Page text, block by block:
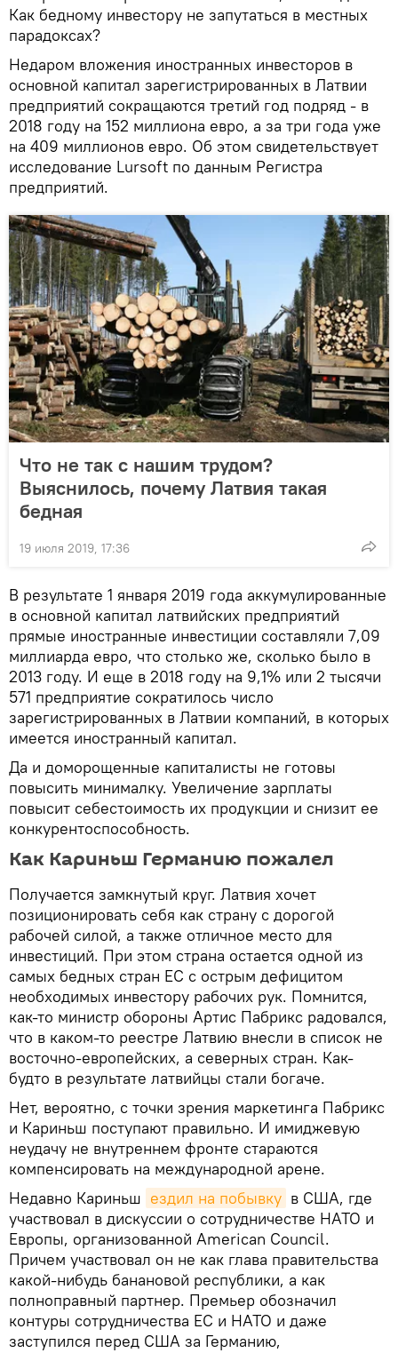
Как бедному инвестору не запутаться в местных
парадоксах?
Недаром вложения иностранных инвесторов в
основной капитал зарегистрированных в Латвии
предприятий сокращаются третий год подряд - в
2018 году на 152 миллиона евро, а за три года уже
на 409 миллионов евро. Об этом свидетельствует
исследование Lursoft по данным Регистра
предприятий.
Что не так с нашим трудом?
Выяснилось, почему Латвия такая
бедная
19 июля 2019, 17:36
В результате 1 января 2019 года аккумулированные
в основной капитал латвийских предприятий
прямые иностранные инвестиции составляли 7,09
миллиарда евро, что столько же, сколько было в
2013 году. И еще в 2018 году на 9,1% или 2 тысячи
571 предприятие сократилось число
зарегистрированных в Латвии компаний, в которых
имеется иностранный капитал.
Да и доморощенные капиталисты не готовы
повысить минималку. Увеличение зарплаты
повысит себестоимость их продукции и снизит ее
конкурентоспособность.
Как Кариньш Германию пожалел
Получается замкнутый круг. Латвия хочет
позиционировать себя как страну с дорогой
рабочей силой, а также отличное место для
инвестиций. При этом страна остается одной из
самых бедных стран ЕС с острым дефицитом
необходимых инвестору рабочих рук. Помнится,
как-то министр обороны Артис Пабрикс радовался,
что в каком-то реестре Латвию внесли в список не
восточно-европейских, а северных стран. Как-
будто в результате латвийцы стали богаче.
Нет, вероятно, с точки зрения маркетинга Пабрикс
и Кариньш поступают правильно. И имиджевую
неудачу не внутреннем фронте стараются
компенсировать на международной арене.
Недавно Кариньш ездил на побывку в США, где
участвовал в дискуссии о сотрудничестве НАТО и
Европы, организованной American Council.
Причем участвовал он не как глава правительства
какой-нибудь банановой республики, а как
полноправный партнер. Премьер обозначил
контуры сотрудничества ЕС и НАТО и даже
заступился перед США за Германию,